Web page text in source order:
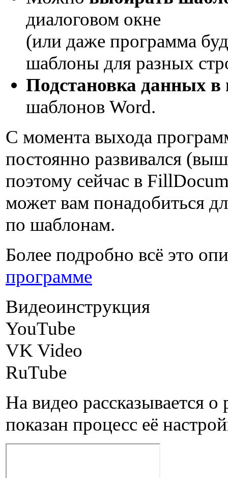
диалоговом окне
(или даже программа
шаблоны для разных
Подстановка данных
шаблонов Word.
С момента выхода
постоянно развивался
поэтому сейчас в
может вам понадобиться
по шаблонам.
Более подробно всё это
программе
Видеоинструкция
YouTube
VK Video
RuTube
На видео рассказывается
показан процесс её